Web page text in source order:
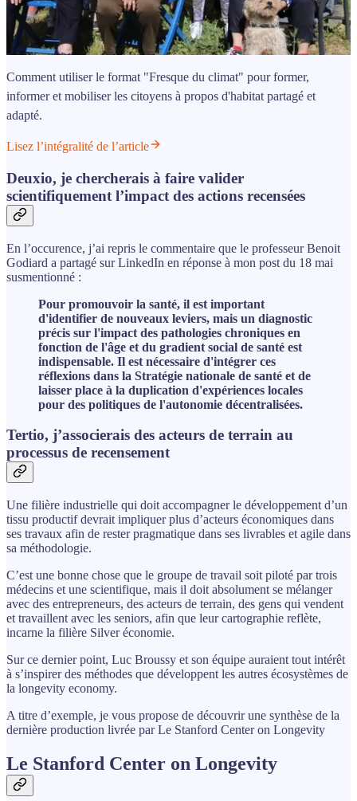
Comment utiliser le format "Fresque du climat" pour former,
informer et mobiliser les citoyens à propos d'habitat partagé et
adapté.
Lisez l’intégralité de l’article
Deuxio, je chercherais à faire valider
scientifiquement l’impact des actions recensées
En l’occurence, j’ai repris le commentaire que le professeur Benoit
Godiard a partagé sur LinkedIn en réponse à mon post du 18 mai
susmentionné :
Pour promouvoir la santé, il est important
d'identifier de nouveaux leviers, mais un diagnostic
précis sur l'impact des pathologies chroniques en
fonction de l'âge et du gradient social de santé est
indispensable. Il est nécessaire d'intégrer ces
réflexions dans la Stratégie nationale de santé et de
laisser place à la duplication d'expériences locales
pour des politiques de l'autonomie décentralisées.
Tertio, j’associerais des acteurs de terrain au
processus de recensement
Une filière industrielle qui doit accompagner le développement d’un
tissu productif devrait impliquer plus d’acteurs économiques dans
ses travaux afin de rester pragmatique dans ses livrables et agile dans
sa méthodologie.
C’est une bonne chose que le groupe de travail soit piloté par trois
médecins et une scientifique, mais il doit absolument se mélanger
avec des entrepreneurs, des acteurs de terrain, des gens qui vendent
et travaillent avec les seniors, afin que leur cartographie reflète,
incarne la filière Silver économie.
Sur ce dernier point, Luc Broussy et son équipe auraient tout intérêt
à s’inspirer des méthodes que développent les autres écosystèmes de
la longevity economy.
A titre d’exemple, je vous propose de découvrir une synthèse de la
dernière production livrée par Le Stanford Center on Longevity
Le Stanford Center on Longevity